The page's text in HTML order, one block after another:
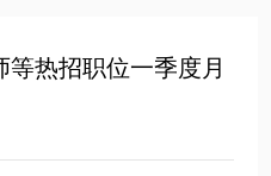
热招职位一季度月